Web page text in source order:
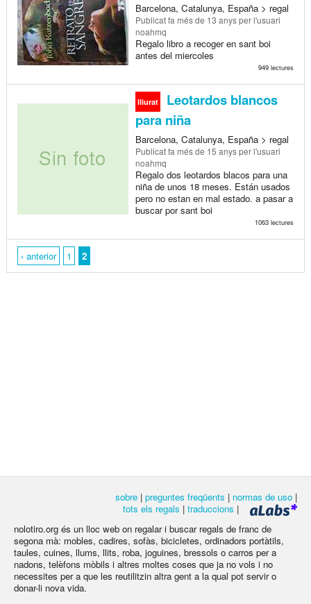
Barcelona, Catalunya, España > regal
Publicatfa més de 13 anysper l'usuari
noahmq
Regalo libro a recoger en sant boi
antes del miercoles
949 lectures
lliurat
Leotardos blancos
para niña
Barcelona, Catalunya, España > regal
Publicatfa més de 15 anysper l'usuari
noahmq
Regalo dos leotardos blacos para una
niña de unos 18 meses. Están usados
pero no estan en mal estado. a pasar a
buscar por sant boi
1063 lectures
‹ anterior 1 2
sobre | preguntes freqüents | normas de uso |
tots els regals | traduccions |
nolotiro.org és un lloc web on regalar i buscar regals de franc de
segona mà: mobles, cadires, sofàs, bicicletes, ordinadors portàtils,
taules, cuines, llums, llits, roba, joguines, bressols o carros per a
nadons, telèfons mòbils i altres moltes coses que ja no vols i no
necessites per a que les reutilitzin altra gent a la qual pot servir o
donar-li nova vida.